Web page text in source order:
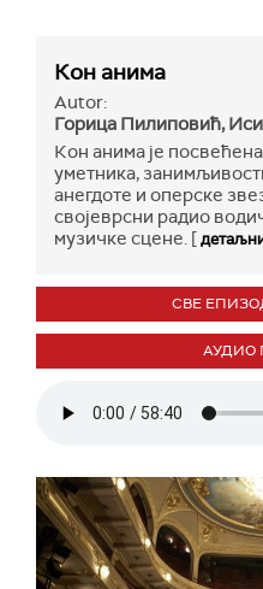
Кон анима
Autor:
Горица Пилиповић,
Кон анима је
уметника,
анегдоте и оперске
својеврсни радио
музичке сцене. [
СВЕ
АУДИО